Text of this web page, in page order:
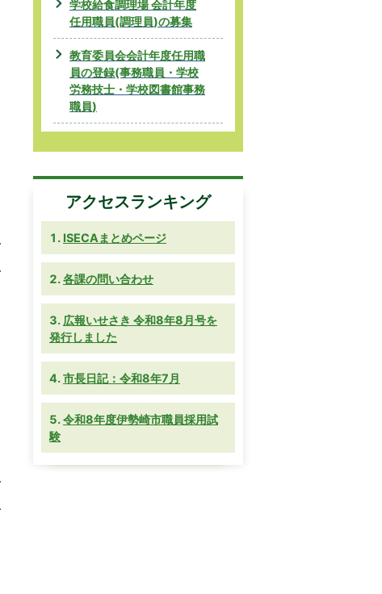
学校給食調理場 会計年度
任用職員(調理員)の募集
教育委員会会計年度任用職
員の登録(事務職員・学校
労務技士・学校図書館事務
職員)
アクセスランキング
ISECAまとめページ
各課の問い合わせ
広報いせさき 令和8年8月号を
発行しました
市長日記：令和8年7月
令和8年度伊勢崎市職員採用試
験